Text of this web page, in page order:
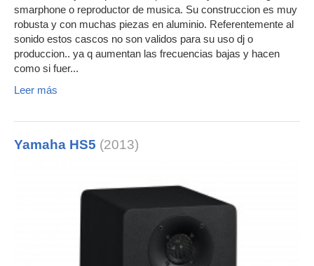
smarphone o reproductor de musica. Su construccion es muy
robusta y con muchas piezas en aluminio. Referentemente al
sonido estos cascos no son validos para su uso dj o
produccion.. ya q aumentan las frecuencias bajas y hacen
como si fuer...
Leer más
Yamaha HS5 (2013)